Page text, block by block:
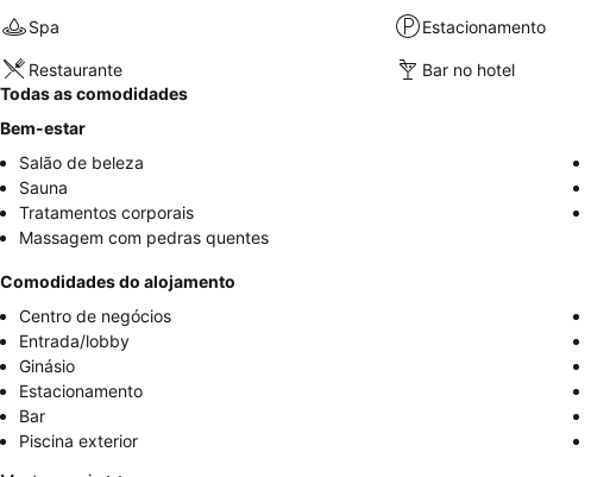
Spa Estacionamento
Restaurante Bar no hotel
Todas as comodidades
Bem-estar
Salão de beleza
Sauna
Tratamentos corporais
Massagem com pedras quentes
Comodidades do alojamento
Centro de negócios
Entrada/lobby
Ginásio
Estacionamento
Bar
Piscina exterior